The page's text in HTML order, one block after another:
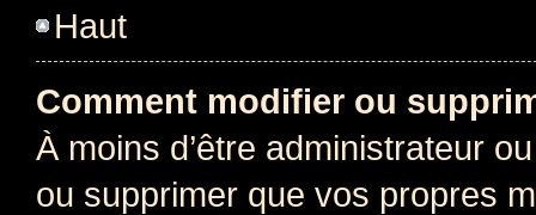
Haut
Comment modifier ou
À moins d’être administrateur
ou supprimer que vos propres